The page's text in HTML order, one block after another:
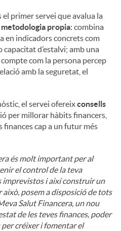
el primer servei que avalua la
metodologia propia: combina
en indicadors concrets com
capacitat d’estalvi; amb una
compte com la persona percep
amb la seguretat, el
el servei ofereixconsells
per millorar hàbits financers,
cap a un futur més
és molt important per al
el control de la teva
imprevistos i així construir un
això, posem a disposició de tots
Salut Financera, un nou
de les teves finances, poder
créixer i fomentar el